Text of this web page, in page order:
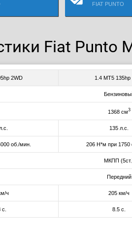
FIAT PUNTO
Fiat Punto
2WD 1.4 MT5 135hp
1368 см3
135 л.с.
об./мин. 206 Н*м при 1750
МКПП
Передний
ч 205 км/ч
8.5 с.